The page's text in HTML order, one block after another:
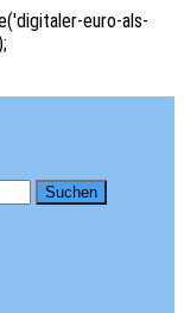
euro-als-